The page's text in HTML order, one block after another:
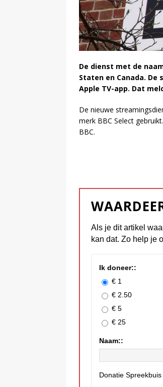
De dienst met de
Staten en Canada.
Apple TV-app. Dat
De nieuwe
merk BBC Select
BBC.
Als je dit artikel
kan dat. Zo help je
Ik doneer::
€ 1
€ 2.50
€ 5
€ 25
Naam::
Donatie Spreekbuis